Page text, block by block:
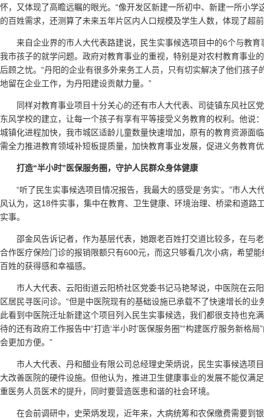
怀，又体现了高瞻远瞩的眼光。“像开发区新建一所初中、新建一所小学
的百姓需求，还测算了未来五年片区内人口规模及学生人数，体现了超
来自企业界的市人大代表路建说，民生实事候选项目中的6个与教
我市孩子的就学问题。政府对教育事业的重视，特别是对农村教育事业
后顾之忧。“丹阳的企业有很多外来务工人员，只有切实解决了他们孩子
地留在企业工作，为丹阳建设贡献力量。”
同样对教育事业项目十分关心的还有市人大代表、司徒镇东风社区
东风学校的建立，让每一个孩子有享有平等接受义务教育的权利。他说
城镇化进程加快，我市城区适龄儿童数量快速增加，原有的教育资源面
需全力推进教育领域补短板提质量，加快教育事业发展，促进义务教育
打造“半小时”医保服务圈，守护人民群众身体健康
“听了民生实事候选项目情况报告，我最大的感受是‘务实’。”市人
风认为，这18件实事，集中在教育、卫生健康、环境治理、桥梁和道路
实事。
邵金风告诉记者，作为基层代表，她跟老百姓打交道比较多，在与
合作医疗保险门诊的报销限额只有600元，而这只够看几次小病，希望
百姓的获得感和幸福感。
市人大代表、云阳街道云阳桥社区党委书记马艳琴说，中医院在云
区居民寻医问诊。“但是中医院现有的基础设施已承载不了快速增长的业
此看到中医院迁址新建这个项目列入民生实事候选，我们都很支持也充
待的还有政府工作报告中“打造‘半小时’医保服务圈”“构建医疗服务新格
会更加方便。”
市人大代表、丹和醋业有限公司总经理史荣炳说，民生实事候选项
大改善医院的硬件设施。但他认为，推进卫生健康事业的发展不能仅满
重医务人员医术的提升，同时要营造医患和谐的社会环境。
在会前调研中，史荣炳发现，近年来，大病统筹和农保缴费需要到